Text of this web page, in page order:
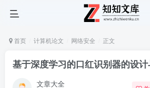
首页 计算机论文 网络安全 正文
基于深度学习的口红识别器的设
文章大全